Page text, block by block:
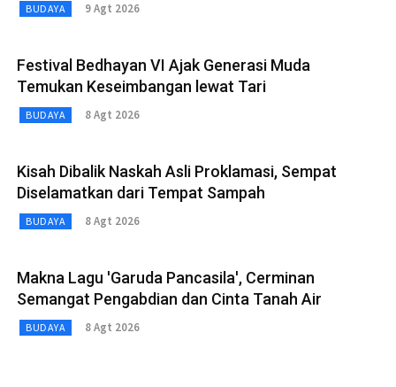
BUDAYA 9 Agt 2026
Festival Bedhayan VI Ajak Generasi Muda
Temukan Keseimbangan lewat Tari
BUDAYA 8 Agt 2026
Kisah Dibalik Naskah Asli Proklamasi, Sempat
Diselamatkan dari Tempat Sampah
BUDAYA 8 Agt 2026
Makna Lagu 'Garuda Pancasila', Cerminan
Semangat Pengabdian dan Cinta Tanah Air
BUDAYA 8 Agt 2026